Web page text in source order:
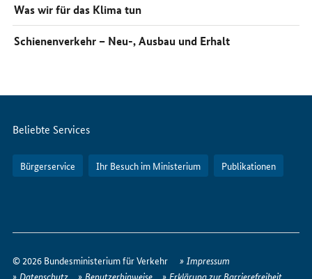
Was wir für das Klima tun
Schienenverkehr – Neu-, Ausbau und Erhalt
Servicemenü
Beliebte Services
Bürgerservice Ihr Besuch im Ministerium Publikationen
erreichen
Sie
© 2026 Bundesministerium für Verkehr
Impressum